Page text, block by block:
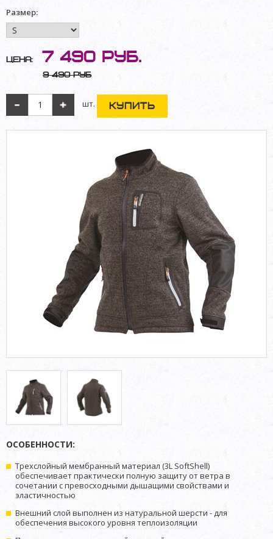
Размер:
Цена: 7 490 руб.
9 490 руб
шт.
ОСОБЕННОСТИ:
Трехслойный мембранный материал (3L SoftShell)
обеспечивает практически полную защиту от ветра в
сочетании с превосходными дышащими свойствами и
эластичностью
Внешний слой выполнен из натуральной шерсти - для
обеспечения высокого уровня теплоизоляции